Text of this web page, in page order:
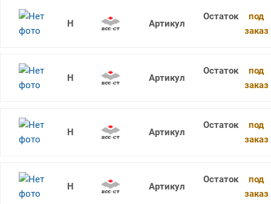
CCMT060204-HF YBC251
под
заказ
CCMT060204-AHF YBG205
под
заказ
CCMT060204-AHF YNT251
под
заказ
CCMT060204-HF YBC152F
под
заказ